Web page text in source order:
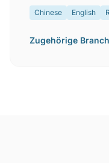
Chinese English
Zugehörige